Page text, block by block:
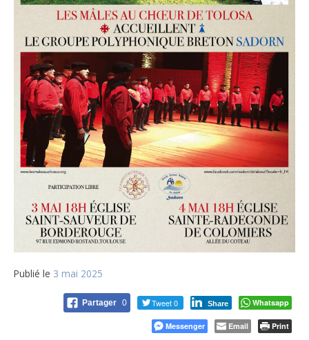
Publié le 3 mai 2025
Partager 0 Tweet 0 Share Whatsapp
Messenger Email Print